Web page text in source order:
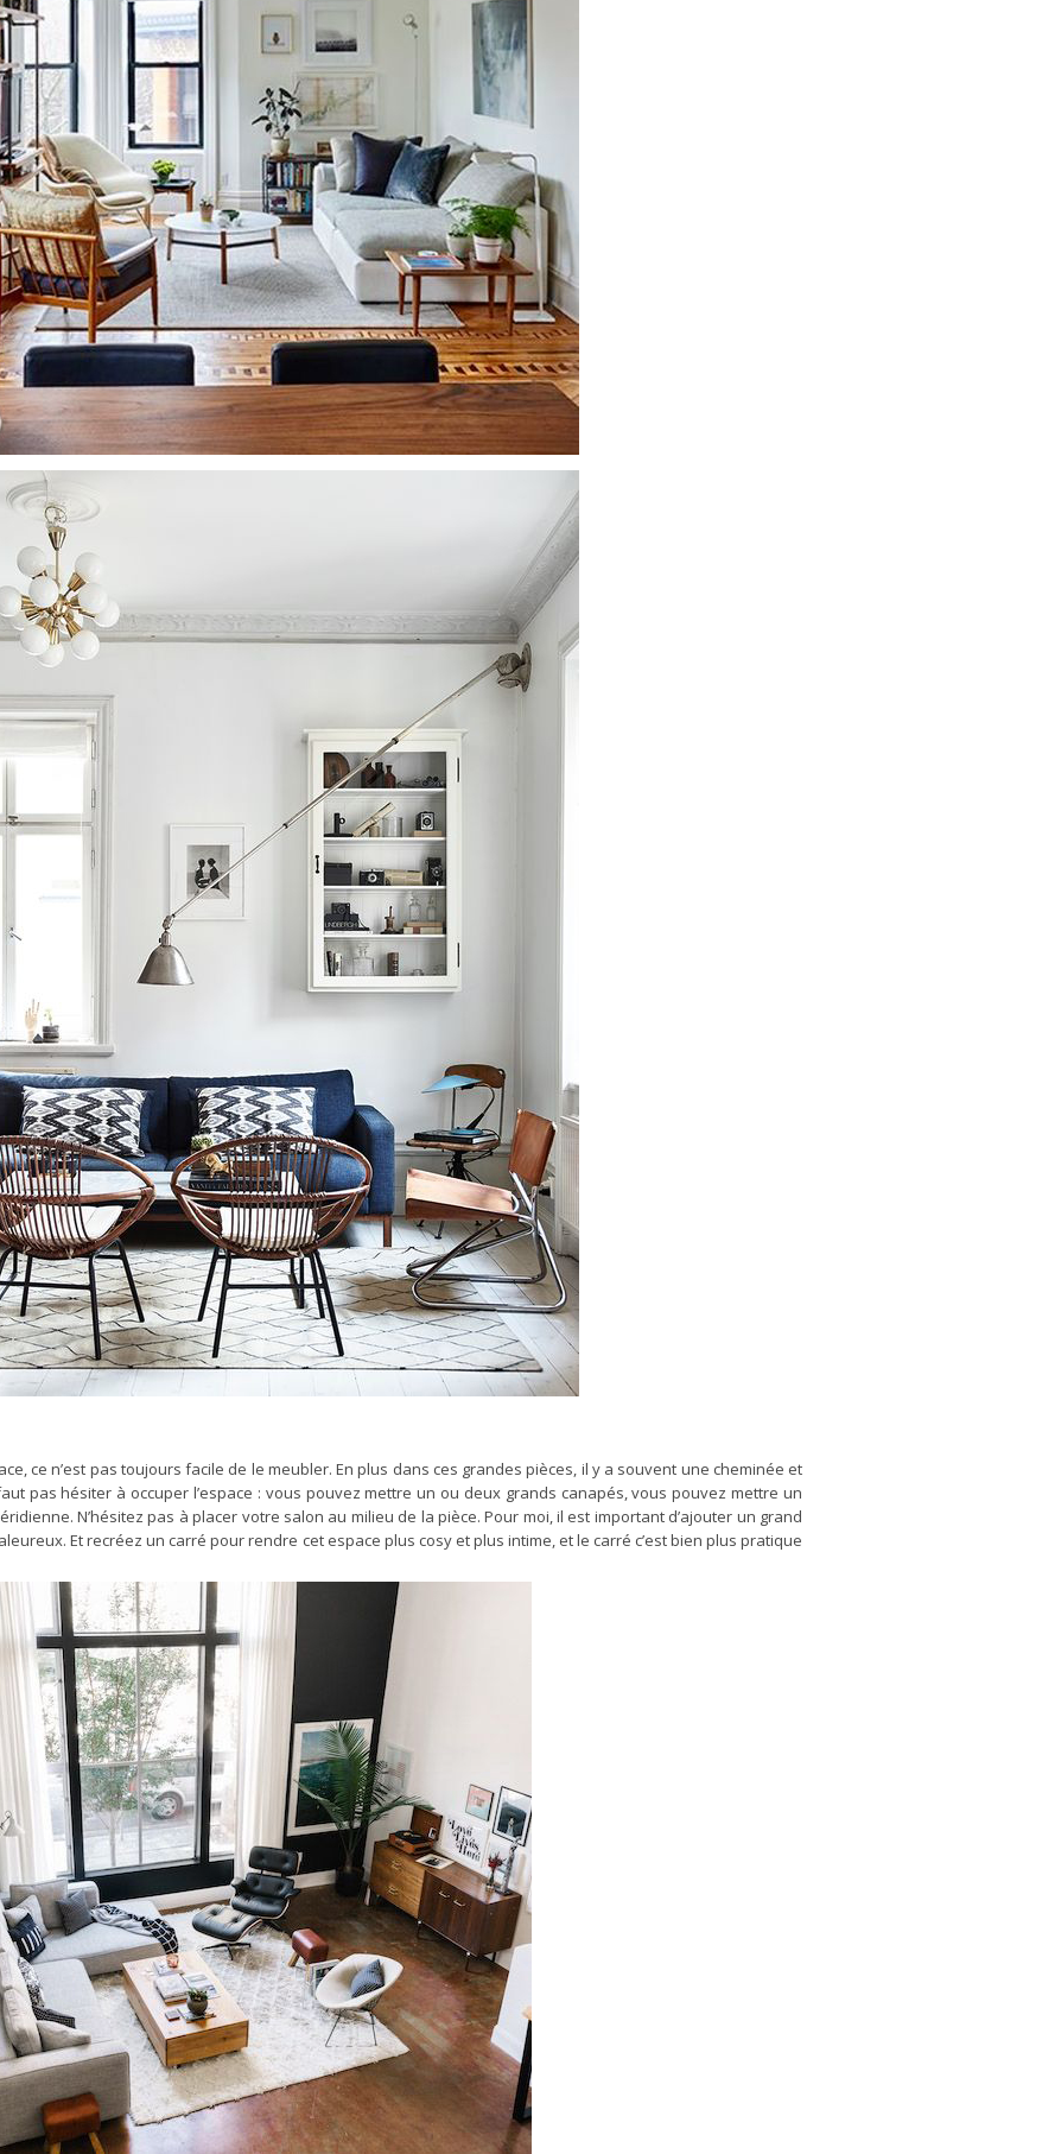
ce n’est pas toujours facile de le meubler. En plus dans ces grandes pièces, il y a souvent une cheminée et
pas hésiter à occuper l’espace : vous pouvez mettre un ou deux grands canapés, vous pouvez mettre un
N’hésitez pas à placer votre salon au milieu de la pièce. Pour moi, il est important d’ajouter un grand
Et recréez un carré pour rendre cet espace plus cosy et plus intime, et le carré c’est bien plus pratique